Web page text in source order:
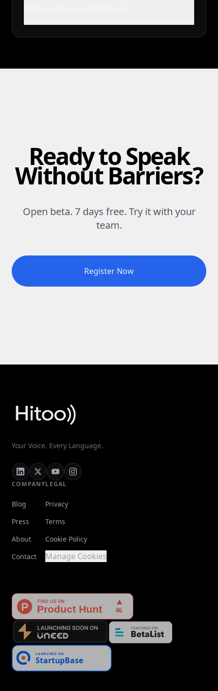
Ready to Speak
Without Barriers?
Open beta. 7 days free. Try it with your
team.
Register Now
Your Voice. Every Language.
COMPANY
Blog
Press
About
Contact
LEGAL
Privacy
Terms
Cookie Policy
Manage Cookies